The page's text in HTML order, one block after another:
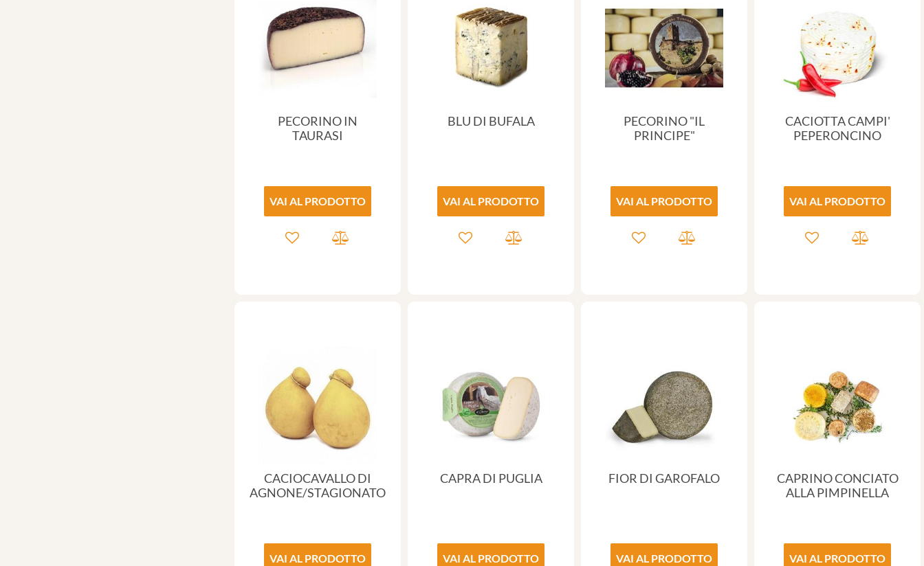
PECORINO IN
TAURASI
VAI AL PRODOTTO
BLU DI BUFALA
VAI AL PRODOTTO
PECORINO "IL
PRINCIPE"
VAI AL PRODOTTO
CACIOTTA CAMPI'
PEPERONCINO
VAI AL PRODOTTO
CACIOCAVALLO DI
AGNONE/STAGIONATO
VAI AL PRODOTTO
CAPRA DI PUGLIA
VAI AL PRODOTTO
FIOR DI GAROFALO
VAI AL PRODOTTO
CAPRINO CONCIATO
ALLA PIMPINELLA
VAI AL PRODOTTO